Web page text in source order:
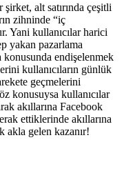
şirket, alt satırında çeşitli
zihninde “iç
Yani kullanıcılar harici
yakan pazarlama
endişelenmek
kullanıcıların günlük
geçmelerini
konusuysa kullanıcılar
akıllarına Facebook
ettiklerinde akıllarına
gelen kazanır!